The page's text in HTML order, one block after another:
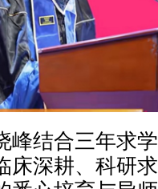
峰结合三年求
床深耕、科研